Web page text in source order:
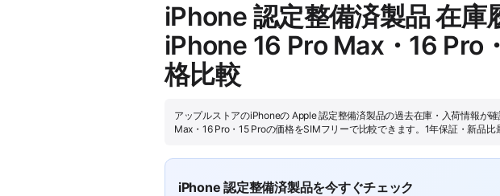
iPhone 認定整備済製品 在庫
iPhone 16 Pro Max・16 Pro
格比較
アップルストアのiPhoneの Apple 認定整備済製品の過去在庫・入荷情報が
Max・16 Pro・15 Proの価格をSIMフリーで比較できます。1年保証・新品比
iPhone 認定整備済製品を今すぐチェック